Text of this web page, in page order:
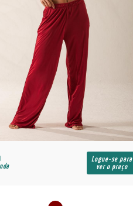
Logue-se para
ver o preço